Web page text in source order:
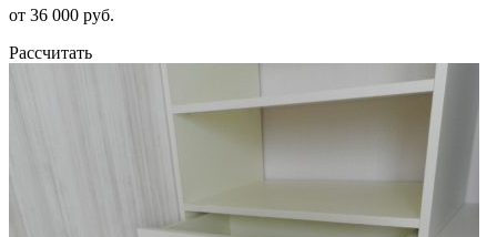
от 36 000 руб.
Рассчитать